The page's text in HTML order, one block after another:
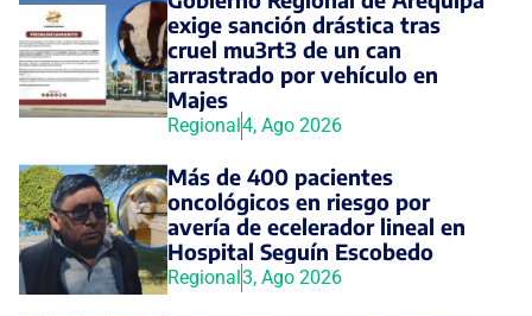
exige sanción drástica tras
cruel mu3rt3 de un can
arrastrado por vehículo en
Majes
Regional 4, Ago 2026
Más de 400 pacientes
oncológicos en riesgo por
avería de ecelerador lineal en
Hospital Seguín Escobedo
Regional 3, Ago 2026